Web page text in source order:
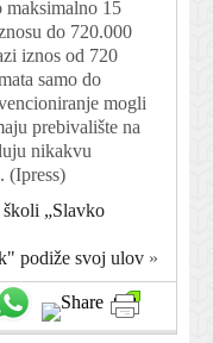
maksimalno 15
do 720.000
iznos od 720
samo do
mogli
prebivalište na
nikakvu
(Ipress)
„Slavko
podiže svoj ulov »